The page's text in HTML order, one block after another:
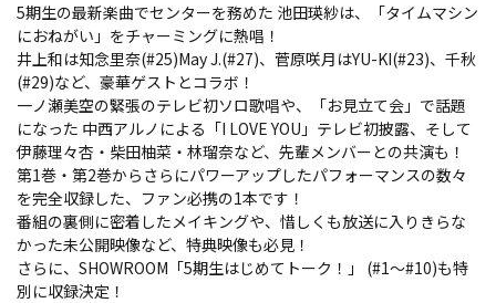
5期生の最新楽曲でセンターを務めた 池田瑛紗は、「タイムマシン
におねがい」をチャーミングに熱唱！
井上和は知念里奈(#25)May J.(#27)、菅原咲月はYU-KI(#23)、千秋
(#29)など、豪華ゲストとコラボ！
一ノ瀬美空の緊張のテレビ初ソロ歌唱や、「お見立て会」で話題
になった 中西アルノによる「I LOVE YOU」テレビ初披露、そして
伊藤理々杏・柴田柚菜・林瑠奈など、先輩メンバーとの共演も！
第1巻・第2巻からさらにパワーアップしたパフォーマンスの数々
を完全収録した、ファン必携の1本です！
番組の裏側に密着したメイキングや、惜しくも放送に入りきらな
かった未公開映像など、特典映像も必見！
さらに、SHOWROOM「5期生はじめてトーク！」 (#1〜#10)も特
別に収録決定！